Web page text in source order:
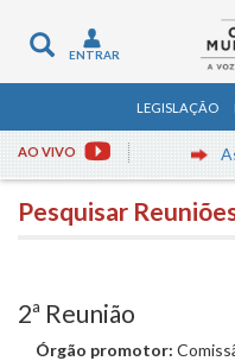
Toggle
navigation
ENTRAR
LEGISLAÇÃO
AO VIVO
Pesquisar
2ª Reunião
Órgão promotor: